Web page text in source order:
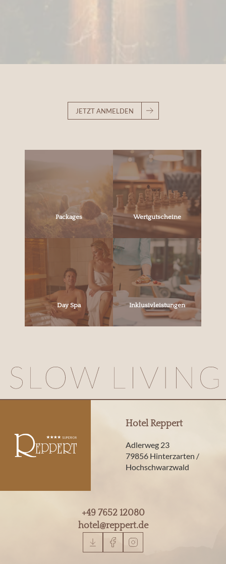
JETZT ANMELDEN
Packages Wertgutscheine
Day Spa Inklusivleistungen
Hotel Reppert
Adlerweg 23
79856 Hinterzarten /
Hochschwarzwald
+49 7652 12080
hotel@reppert.de